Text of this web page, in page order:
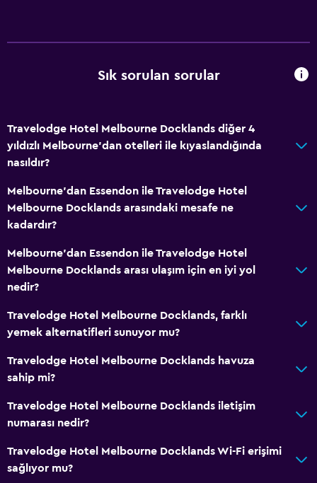
Sık sorulan sorular
Travelodge Hotel Melbourne Docklands diğer 4
yıldızlı Melbourne'dan otelleri ile kıyaslandığında
nasıldır?
Melbourne'dan Essendon ile Travelodge Hotel
Melbourne Docklands arasındaki mesafe ne
kadardır?
Melbourne'dan Essendon ile Travelodge Hotel
Melbourne Docklands arası ulaşım için en iyi yol
nedir?
Travelodge Hotel Melbourne Docklands, farklı
yemek alternatifleri sunuyor mu?
Travelodge Hotel Melbourne Docklands havuza
sahip mi?
Travelodge Hotel Melbourne Docklands iletişim
numarası nedir?
Travelodge Hotel Melbourne Docklands Wi-Fi erişimi
sağlıyor mu?